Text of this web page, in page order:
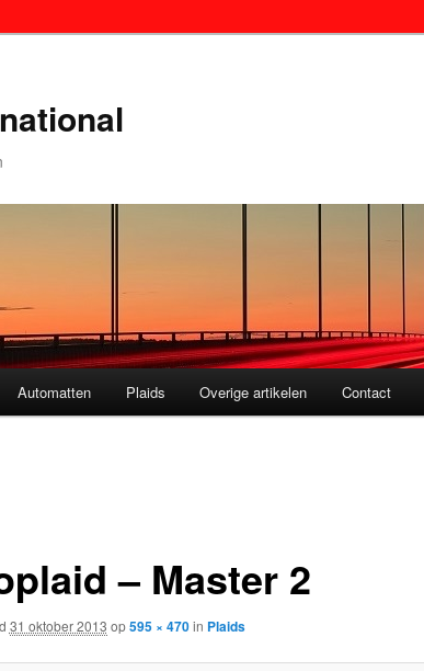
Automatten Plaids Overige artikelen Contact
– Master 2
31 oktober 2013 op595 × 470in Plaids